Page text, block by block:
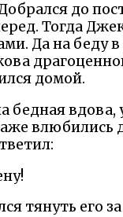
до
Тогда
Да на беду
домой.
бедная вдова,
влюбились
тянуть его